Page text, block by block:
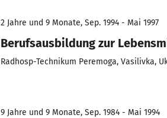
2 Jahre und 9 Monate, Sep. 1994 - Mai 1997
Berufsausbildung zur
Radhosp-Technikum Peremoga, Vasilivka,
9 Jahre und 9 Monate, Sep. 1984 - Mai 1994